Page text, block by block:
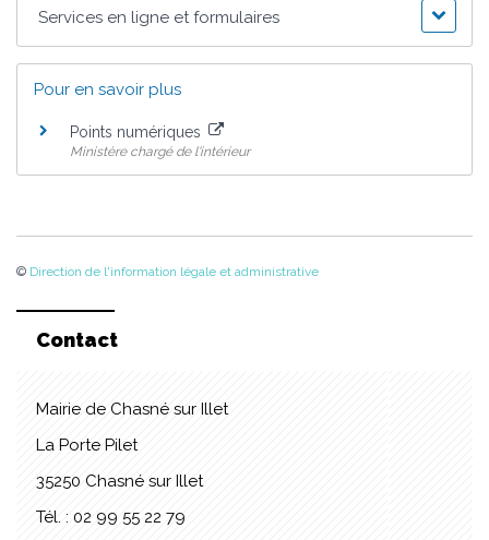
Services en ligne et formulaires
Pour en savoir plus
Points numériques
Ministère chargé de l'intérieur
© Direction de l'information légale et administrative
Contact
Mairie de Chasné sur Illet
La Porte Pilet
35250 Chasné sur Illet
Tél. : 02 99 55 22 79